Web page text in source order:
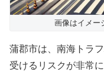
画像はイメー
蒲郡市は、南海トラ
受けるリスクが非常